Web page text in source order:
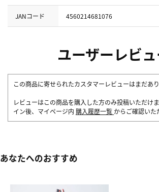
JANコード 4560214681076
ユーザーレビ
この商品に寄せられたカスタマーレビューはまだあり
レビューはこの商品を購入した方のみ投稿いただけ
イン後、マイページ内 購入履歴一覧 からご確認いた
あなたへのおすすめ